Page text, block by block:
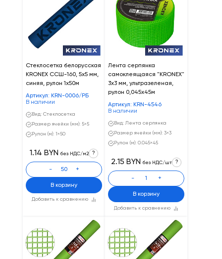
Стеклосетка белорусская
KRONEX CCШ-160, 5х5 мм,
синяя, рулон 1х50м
Артикул: KRN-0006/PБ
В наличии
Вид: Стеклосетка
Размер ячейки (мм): 5×5
Рулон (м): 1×50
Добавить к сравнению
1.14 BYN без НДС/м2 ?
- +
В корзину
Лента серпянка
самоклеящаяся "KRONEX"
3х3 мм, ультразеленая,
рулон 0,045х45м
Артикул: KRN-4546
В наличии
Вид: Лента серпянка
Размер ячейки (мм): 3×3
Рулон (м): 0.045×45
Добавить к сравнению
2.15 BYN без НДС/шт ?
- +
В корзину